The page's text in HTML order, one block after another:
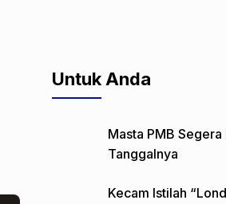
Untuk Anda
Masta PMB
Tanggalnya
Kecam Istilah